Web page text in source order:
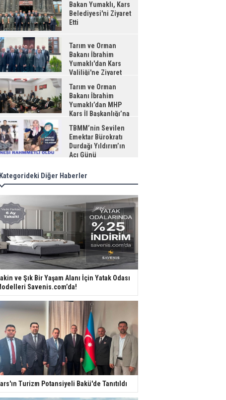
Bakan Yumaklı, Kars
Belediyesi'ni Ziyaret
Etti
Tarım ve Orman
Bakanı İbrahim
Yumaklı'dan Kars
Valiliği'ne Ziyaret
Tarım ve Orman
Bakanı İbrahim
Yumaklı’dan MHP
Kars İl Başkanlığı’na
TBMM’nin Sevilen
Emektar Bürokratı
Durdağı Yıldırım’ın
Acı Günü
Diğer Haberler
ve Şık Bir Yaşam Alanı İçin Yatak Odası
Savenis.com’da!
Turizm Potansiyeli Bakü'de Tanıtıldı